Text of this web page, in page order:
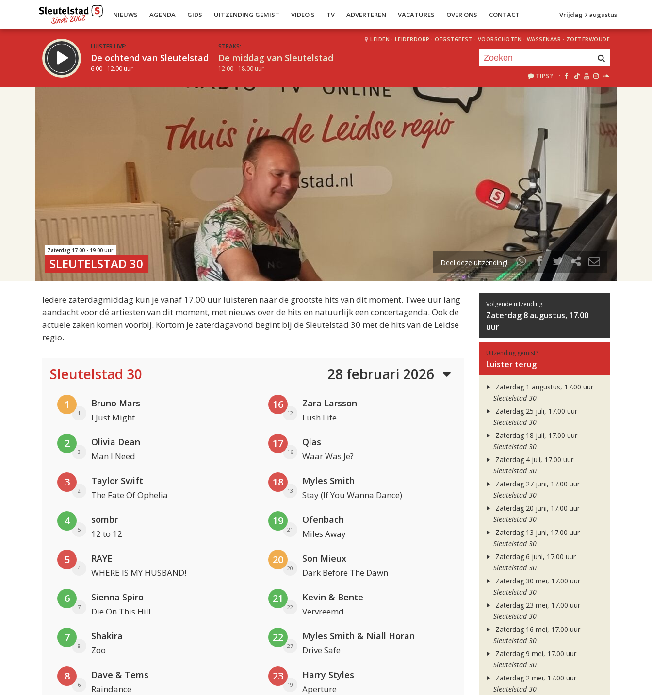
NIEUWS AGENDA GIDS UITZENDING GEMIST VIDEO’S TV ADVERTEREN VACATURES OVER ONS CONTACT Vrijdag 7 augustus
LUISTER LIVE:
De ochtend van Sleutelstad
6.00 - 12.00 uur
STRAKS:
De middag van Sleutelstad
12.00 - 18.00 uur
LEIDEN · LEIDERDORP · OEGSTGEEST · VOORSCHOTEN · WASSENAAR · ZOETERWOUDE
TIPS?! ·
uur 1 van 2
Volgend uur
Zaterdag 17.00 - 19.00 uur
SLEUTELSTAD 30 Deel deze uitzending!
Iedere zaterdagmiddag kun je vanaf 17.00 uur luisteren naar de grootste hits van dit moment. Twee uur lang
aandacht voor dé artiesten van dit moment, met nieuws over de hits en natuurlijk een concertagenda. Ook de
actuele zaken komen voorbij. Kortom je zaterdagavond begint bij de Sleutelstad 30 met de hits van de Leidse
regio.
Sleutelstad 30 28 februari 2026
1
1
Bruno Mars
I Just Might
2
3
Olivia Dean
Man I Need
3
2
Taylor Swift
The Fate Of Ophelia
4
5
sombr
12 to 12
5
4
RAYE
WHERE IS MY HUSBAND!
6
7
Sienna Spiro
Die On This Hill
7
8
Shakira
Zoo
8
6
Dave & Tems
Raindance
16
12
Zara Larsson
Lush Life
17
16
Qlas
Waar Was Je?
18
13
Myles Smith
Stay (If You Wanna Dance)
19
21
Ofenbach
Miles Away
20
20
Son Mieux
Dark Before The Dawn
21
22
Kevin & Bente
Vervreemd
22
27
Myles Smith & Niall Horan
Drive Safe
23
19
Harry Styles
Aperture
Volgende uitzending:
Zaterdag 8 augustus, 17.00
uur
Uitzending gemist?
Luister terug
Zaterdag 1 augustus, 17.00 uur
Sleutelstad 30
Zaterdag 25 juli, 17.00 uur
Sleutelstad 30
Zaterdag 18 juli, 17.00 uur
Sleutelstad 30
Zaterdag 4 juli, 17.00 uur
Sleutelstad 30
Zaterdag 27 juni, 17.00 uur
Sleutelstad 30
Zaterdag 20 juni, 17.00 uur
Sleutelstad 30
Zaterdag 13 juni, 17.00 uur
Sleutelstad 30
Zaterdag 6 juni, 17.00 uur
Sleutelstad 30
Zaterdag 30 mei, 17.00 uur
Sleutelstad 30
Zaterdag 23 mei, 17.00 uur
Sleutelstad 30
Zaterdag 16 mei, 17.00 uur
Sleutelstad 30
Zaterdag 9 mei, 17.00 uur
Sleutelstad 30
Zaterdag 2 mei, 17.00 uur
Sleutelstad 30